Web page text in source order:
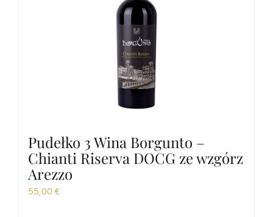
Pudełko 3 Wina Borgunto –
Chianti Riserva DOCG ze wzgórz
Arezzo
55,00 €